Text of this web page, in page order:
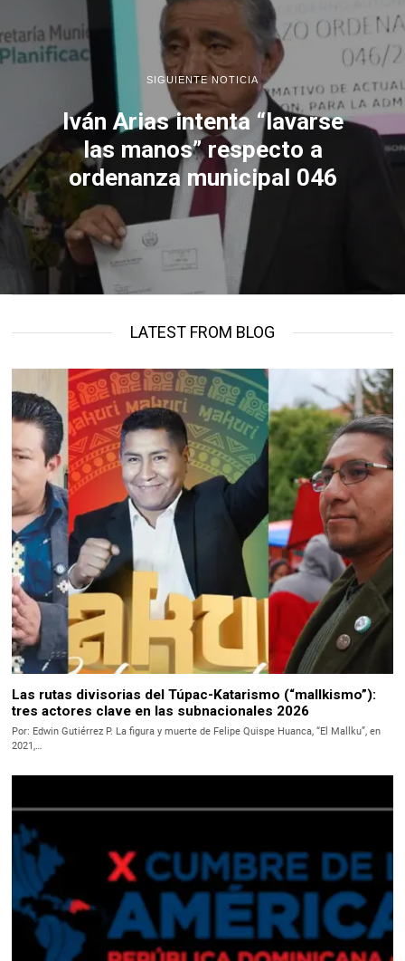
SIGUIENTE NOTICIA
Iván Arias intenta “lavarse
las manos” respecto a
ordenanza municipal 046
LATEST FROM BLOG
Las rutas divisorias del Túpac-Katarismo (“mallkismo”):
tres actores clave en las subnacionales 2026
Por: Edwin Gutiérrez P. La figura y muerte de Felipe Quispe Huanca, “El Mallku”, en
2021,…